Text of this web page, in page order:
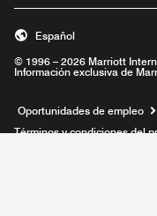
© 1996 – 2026 Marriott
Información exclusiva de
Español
Oportunidades de empleo
Términos y condiciones del